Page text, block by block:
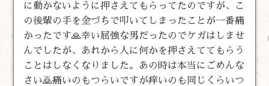
に動かないように押さえてもらってたのですが、こ
の後輩の手を金づちで叩いてしまったことが一番痛
かったです🙏幸い屈強な男だったのでケガはしませ
んでしたが、あれから人に何かを押さえててもらう
ことはしなくなりました。あの時は本当にごめんな
さい🙇痛いのもつらいですが痒いのも同じくらいつ